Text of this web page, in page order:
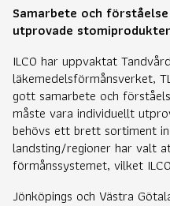
Samarbete och
utprovade stomiprodukter
ILCO har uppvaktat
läkemedelsförmånsverket,
gott samarbete och
måste vara individuellt
behövs ett brett sortiment
landsting/regioner har valt
förmånssystemet, vilket
Jönköpings och Västra